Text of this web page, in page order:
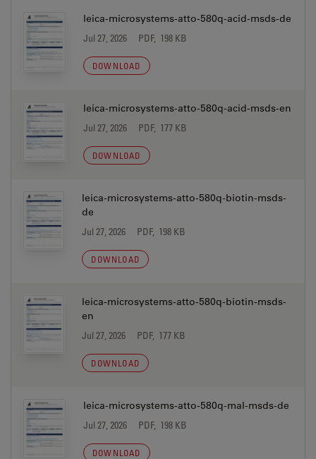
leica-microsystems-atto-580q-acid-msds-de
Jul 27, 2026 PDF, 198 KB
DOWNLOAD
leica-microsystems-atto-580q-acid-msds-en
Jul 27, 2026 PDF, 177 KB
DOWNLOAD
leica-microsystems-atto-580q-biotin-msds-
de
Jul 27, 2026 PDF, 198 KB
DOWNLOAD
leica-microsystems-atto-580q-biotin-msds-
en
Jul 27, 2026 PDF, 177 KB
DOWNLOAD
leica-microsystems-atto-580q-mal-msds-de
Jul 27, 2026 PDF, 198 KB
DOWNLOAD